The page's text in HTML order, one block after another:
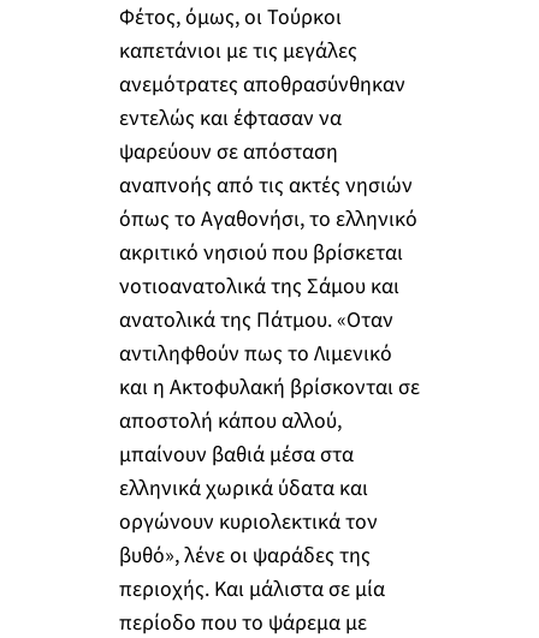
Φέτος, όμως, οι Τούρκοι
καπετάνιοι με τις μεγάλες
ανεμότρατες αποθρασύνθηκαν
εντελώς και έφτασαν να
ψαρεύουν σε απόσταση
αναπνοής από τις ακτές νησιών
όπως το Αγαθονήσι, το ελληνικό
ακριτικό νησιού που βρίσκεται
νοτιοανατολικά της Σάμου και
ανατολικά της Πάτμου. «Οταν
αντιληφθούν πως το Λιμενικό
και η Ακτοφυλακή βρίσκονται σε
αποστολή κάπου αλλού,
μπαίνουν βαθιά μέσα στα
ελληνικά χωρικά ύδατα και
οργώνουν κυριολεκτικά τον
βυθό», λένε οι ψαράδες της
περιοχής. Και μάλιστα σε μία
περίοδο που το ψάρεμα με